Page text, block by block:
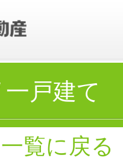
一戸建て
一覧に戻る